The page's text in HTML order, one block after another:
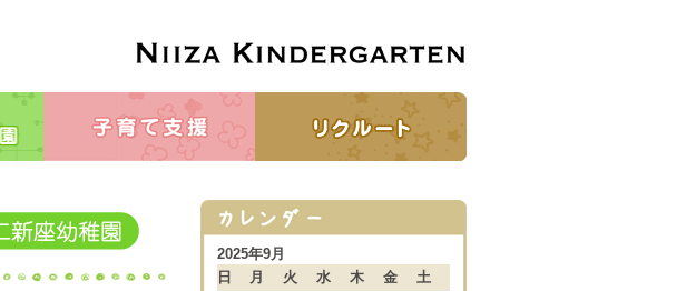
2025年9月
日
月 火 水 木 金
土